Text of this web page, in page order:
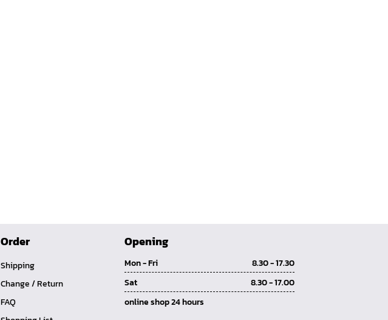
Order
Shipping
Change / Return
FAQ
Opening
Mon - Fri
8.30 - 17.30
Sat
8.30 - 17.00
online shop 24 hours